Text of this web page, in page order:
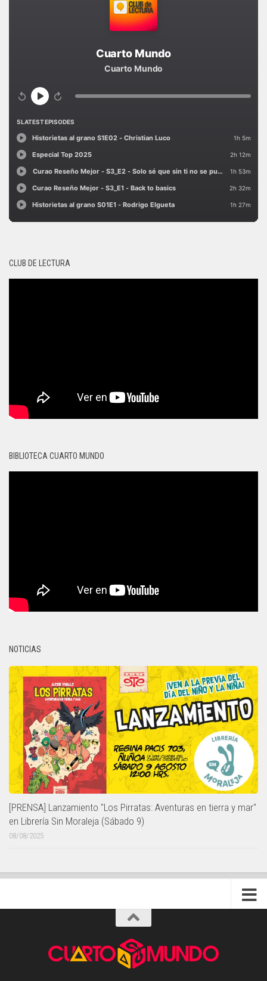
CLUB DE LECTURA
BIBLIOTECA CUARTO MUNDO
NOTICIAS
[PRENSA] Lanzamiento "Los Pirratas: Aventuras en tierra y mar"
en Librería Sin Moraleja (Sábado 9)
08/08/2025